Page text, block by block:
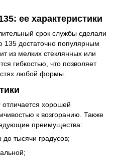
ее характеристики
срок службы сделали
135 достаточно популярным
из мелких стеклянных или
гибкостью, что позволяет
любой формы.
отличается хорошей
к возгоранию. Также
преимущества:
тысячи градусов;